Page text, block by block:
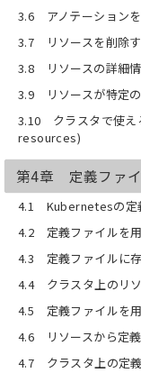
3.6 アノテーション
3.7 リソースを削除
3.8 リソースの詳細
3.9 リソースが特定の
3.10 クラスタで使え
resources)
第4章 定義ファ
4.1 Kubernetesの定
4.2 定義ファイルを用
4.3 定義ファイルに
4.4 クラスタ上のリソ
4.5 定義ファイルを
4.6 リソースから定
4.7 クラスタ上の定